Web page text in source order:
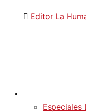
Editor La
Especiales